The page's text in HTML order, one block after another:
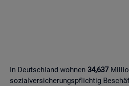
In Deutschland wohnen 34,637
sozialversicherungspflichtig